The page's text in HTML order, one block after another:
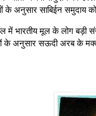
के अनुसार साबिईन समुदाय
में भारतीय मूल के लोग
अनुसार सऊदी अरब के